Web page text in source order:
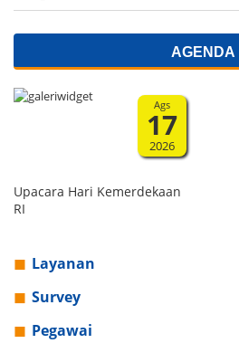
AGENDA
Ags
17
2026
Upacara Hari Kemerdekaan
RI
Layanan
Survey
Pegawai